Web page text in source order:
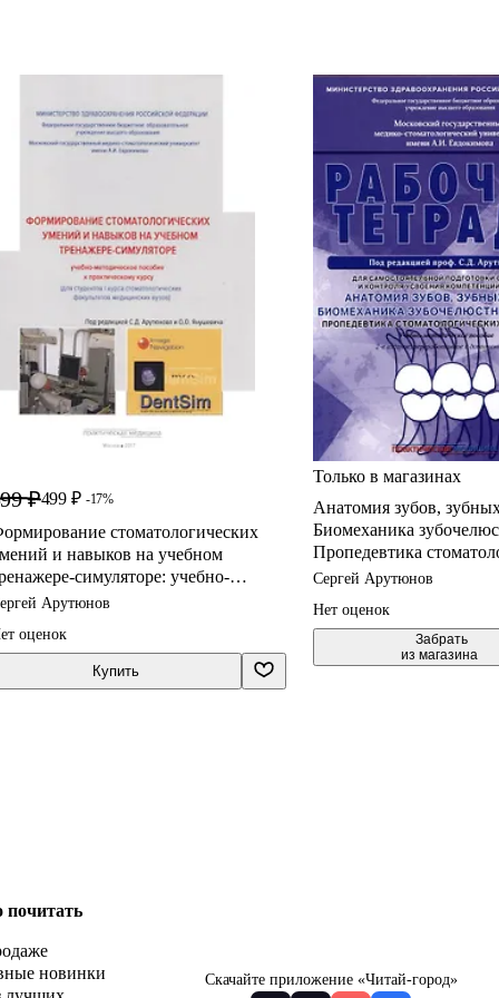
₽499 ₽ -17%
стоматологических
и навыков на учебном
симуляторе: учебно-
Арутюнов
оценок
Купить
Только в магазинах
Анатомия зубов,
Биомеханика
Пропедевтика
заболеваний. Рабочая
студентов и контроля
компетенции модуля.
методическое пособие
Сергей Арутюнов
Нет оценок
Забрать
из магазина
почитать
новинки
Скачайте приложение «Читай-город»